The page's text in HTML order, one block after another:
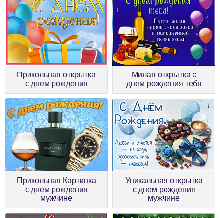
Прикольная открытка
с днем рождения
Милая открытка с
днем рождения тебя
Прикольная Картинка
с днем рождения
мужчине
Уникальная открытка
с днем рождения
мужчине